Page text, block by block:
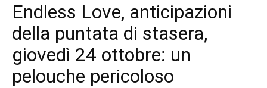
Endless Love, anticipazioni
della puntata di stasera,
giovedì 24 ottobre: un
pelouche pericoloso